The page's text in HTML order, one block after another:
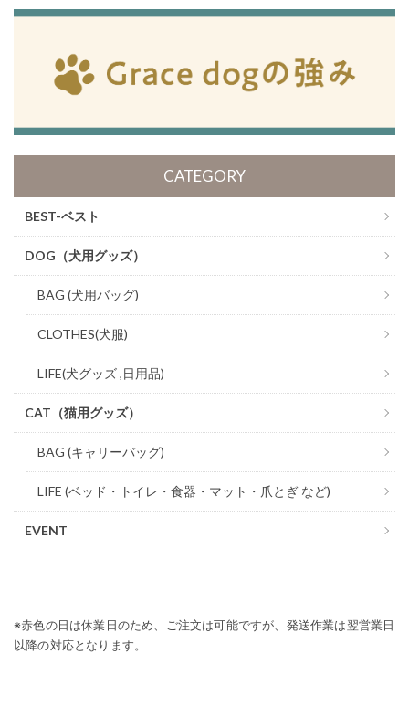
CATEGORY
BEST-ベスト
DOG（犬用グッズ）
BAG (犬用バッグ)
CLOTHES(犬服)
LIFE(犬グッズ ,日用品)
CAT（猫用グッズ）
BAG (キャリーバッグ)
LIFE (ベッド・トイレ・食器・マット・爪とぎ など)
EVENT
※赤色の日は休業日のため、ご注文は可能ですが、発送作業は翌営業日
以降の対応となります。